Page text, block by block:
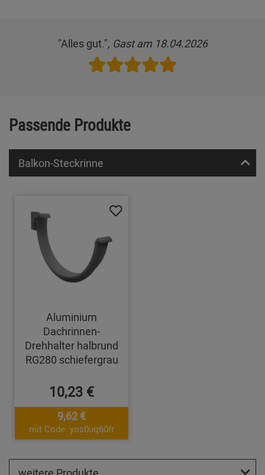
"Alles gut.", Gast am 18.04.2026
Passende Produkte
Balkon-Steckrinne
Aluminium
Dachrinnen-
Drehhalter halbrund
RG280 schiefergrau
10,23 €
9,62 €
mit Code: yos0uq60fr